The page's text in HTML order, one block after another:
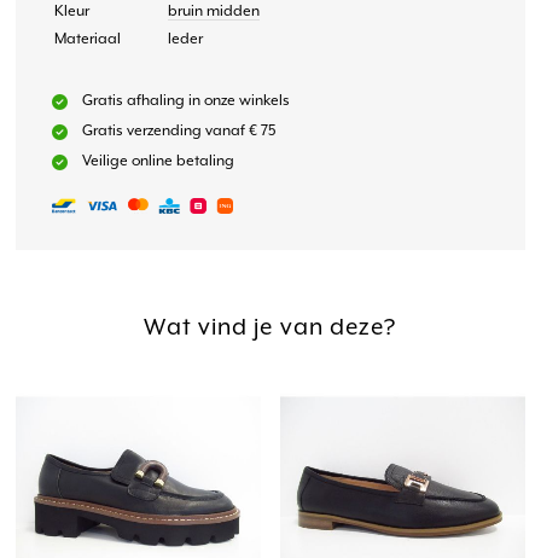
Kleur
bruin midden
Materiaal
leder
Gratis afhaling in onze winkels
Gratis verzending vanaf € 75
Veilige online betaling
Wat vind je van deze?